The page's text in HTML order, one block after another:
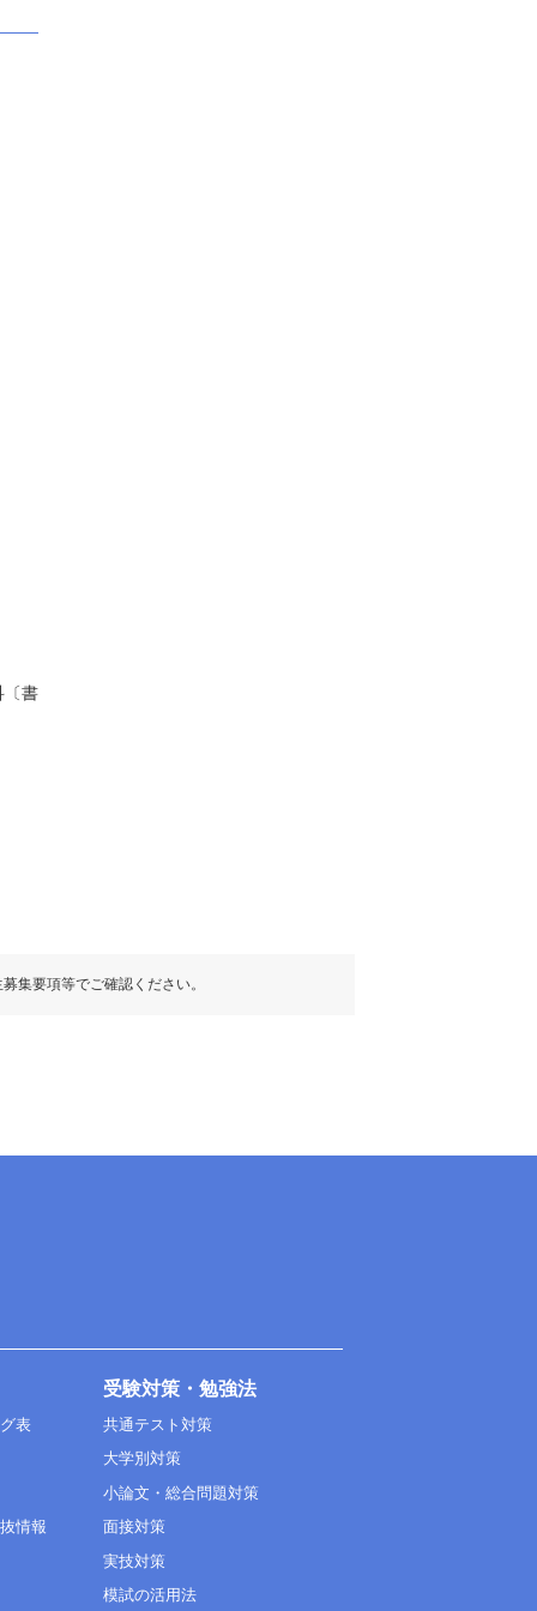
〔書
集要項等でご確認ください。
表
情報
受験対策・勉強法
共通テスト対策
大学別対策
小論文・総合問題対策
面接対策
実技対策
模試の活用法